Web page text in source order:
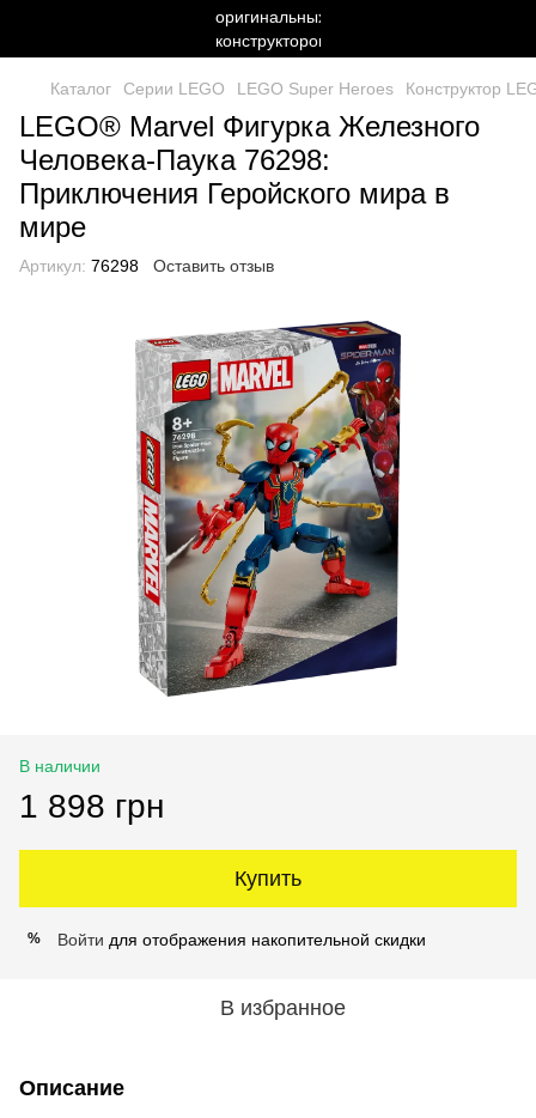
Каталог Серии LEGO LEGO Super Heroes Конструктор
LEGO® Marvel Фигурка Железного
Человека-Паука 76298:
Приключения Геройского мира в
мире
Артикул: 76298 Оставить отзыв
В наличии
1 898 грн
Купить
% Войти для отображения накопительной скидки
В избранное
Описание